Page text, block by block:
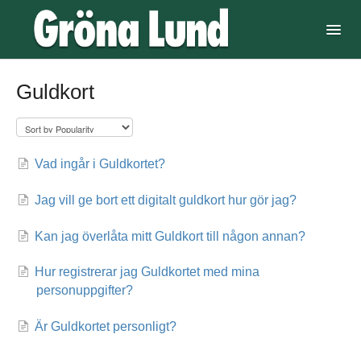
Service & Hjälp
Tillgänglighet
Spel & 5-kamp
Guldkort
Vad ingår i Guldkortet?
Jag vill ge bort ett digitalt guldkort hur gör jag?
Kan jag överlåta mitt Guldkort till någon annan?
Hur registrerar jag Guldkortet med mina
personuppgifter?
Är Guldkortet personligt?